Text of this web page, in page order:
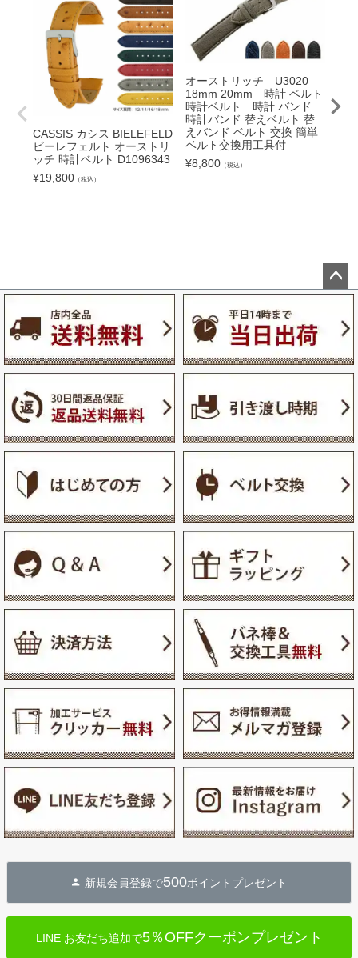
CASSIS カシス BIELEFELD
ビーレフェルト オーストリ
ッチ 時計ベルト D1096343
¥19,800 （税込）
オーストリッチ U3020
18mm 20mm 時計 ベルト
時計ベルト 時計 バンド
時計バンド 替えベルト 替
えバンド ベルト 交換 簡単
ベルト交換用工具付
¥8,800 （税込）
ペー
ップ
新規会員登録で500ポイントプレゼント
LINE お友だち追加で5％OFFクーポンプレゼント